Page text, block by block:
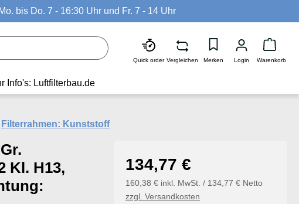
Mo. bis Do. 7 - 16:30 Uhr und Fr. 7 - 14 Uhr
Quick order Vergleichen Merken Login Warenkorb
Info's: Luftfilterbau.de
Filterrahmen: Kunststoff
Kl. H13,
Regulärer Preis:
134,77 €
160,38 € inkl. MwSt. / 134,77 € Netto
zzgl. Versandkosten